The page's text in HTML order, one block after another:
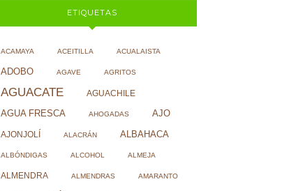
ETIQUETAS
ACAMAYA ACEITILLA ACUALAISTA
ADOBO AGAVE AGRITOS
AGUACATE AGUACHILE
AGUA FRESCA AHOGADAS AJO
AJONJOLÍ ALACRÁN ALBAHACA
ALBÓNDIGAS ALCOHOL ALMEJA
ALMENDRA ALMENDRAS AMARANTO